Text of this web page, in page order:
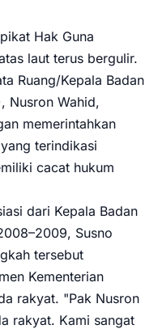
Hak Guna
laut terus bergulir.
Ruang/Kepala Badan
Nusron Wahid,
memerintahkan
terindikasi
cacat hukum
dari Kepala Badan
Susno
tersebut
Kementerian
rakyat. "Pak Nusron
rakyat. Kami sangat